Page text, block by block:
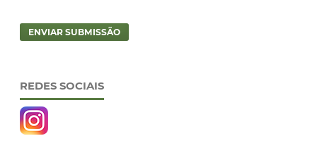
ENVIAR SUBMISSÃO
REDES SOCIAIS